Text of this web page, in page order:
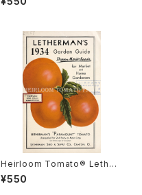
ルーム・トマト・リビングストン
Heirloom Tomato® Lether
mans' Paramount エアルー
ム・トマト・レサーマンズ・パラマ
¥550